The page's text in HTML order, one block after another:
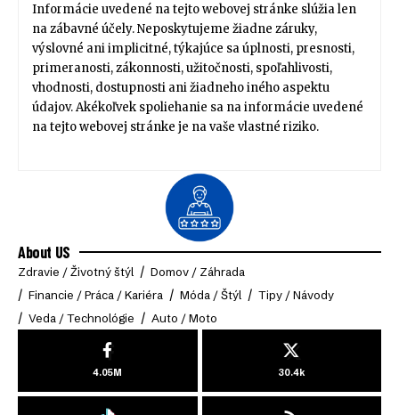
Informácie uvedené na tejto webovej stránke slúžia len
na zábavné účely. Neposkytujeme žiadne záruky,
výslovné ani implicitné, týkajúce sa úplnosti, presnosti,
primeranosti, zákonnosti, užitočnosti, spoľahlivosti,
vhodnosti, dostupnosti ani žiadneho iného aspektu
údajov. Akékoľvek spoliehanie sa na informácie uvedené
na tejto webovej stránke je na vaše vlastné riziko.
About US
Zdravie / Životný štýl
Domov / Záhrada
Financie / Práca / Kariéra
Móda / Štýl
Tipy / Návody
Veda / Technológie
Auto / Moto
4.05M 30.4k